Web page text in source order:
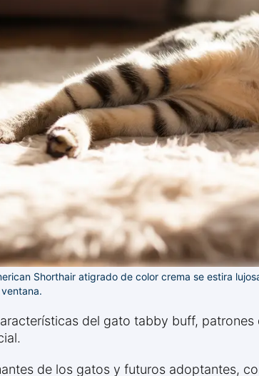
Shorthair atigrado de color crema se estira
del gato tabby buff,
de los gatos y futuros adoptantes,